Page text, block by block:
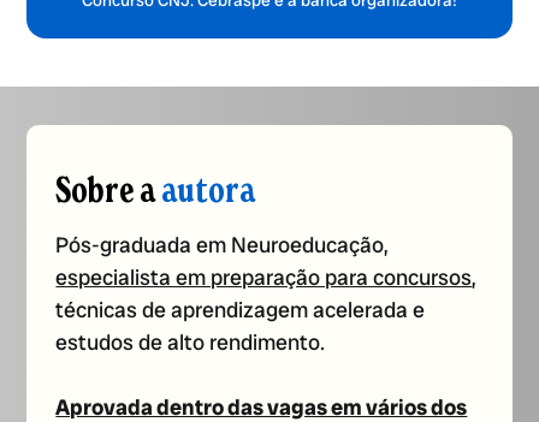
Sobre aautora
Pós-graduada em Neuroeducação,
especialista em preparação para concursos,
técnicas de aprendizagem acelerada e
estudos de alto rendimento.
Aprovada dentro das vagas em vários dos